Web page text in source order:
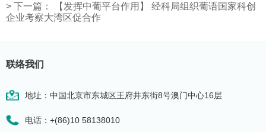
> 下一篇：
【发挥中葡平台作用】 经科局组织葡语国家科创
企业考察大湾区促合作
联络我们
地址：中国北京市东城区王府井东街8号澳门中心16层
电话：+(86)10 58138010